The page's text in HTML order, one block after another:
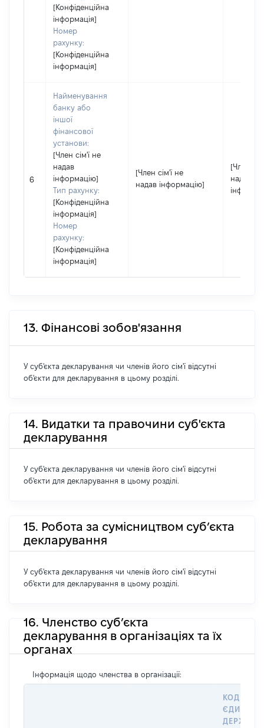
[Конфіденційна
інформація]
Номер
рахунку:
[Конфіденційна
інформація]
6
Найменування
банку або
іншої
фінансової
установи:
[Член сім'ї не
надав
інформацію]
Тип рахунку:
[Конфіденційна
інформація]
Номер
рахунку:
[Конфіденційна
інформація]
[Член сім'ї не
надав інформацію]
[Член
надав
13. Фінансові зобов'язання
У суб'єкта декларування чи членів його сім'ї відсутні
об'єкти для декларування в цьому розділі.
14. Видатки та правочини суб'єкта
декларування
У суб'єкта декларування чи членів його сім'ї відсутні
об'єкти для декларування в цьому розділі.
15. Робота за сумісництвом суб’єкта
декларування
У суб'єкта декларування чи членів його сім'ї відсутні
об'єкти для декларування в цьому розділі.
16. Членство суб’єкта
декларування в організаціях та їх
органах
Інформація щодо членства в організації:
КОД В